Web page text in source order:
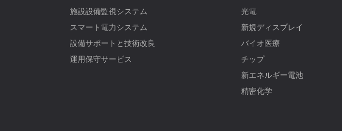
施設設備監視システム
スマート電力システム
設備サポートと技術改良
運用保守サービス
光電
新規ディスプレイ
バイオ医療
チップ
新エネルギー電池
精密化学